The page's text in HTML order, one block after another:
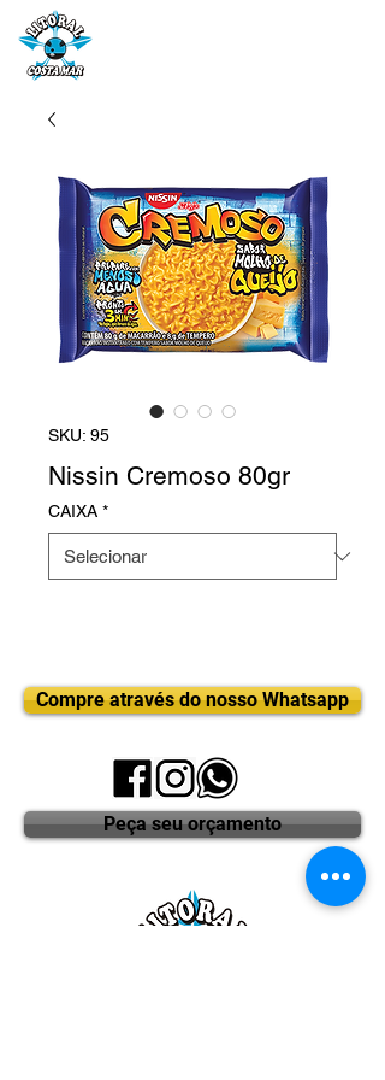
SKU: 95
Nissin Cremoso 80gr
CAIXA *
Compre através do nosso Whatsapp
Peça seu orçamento